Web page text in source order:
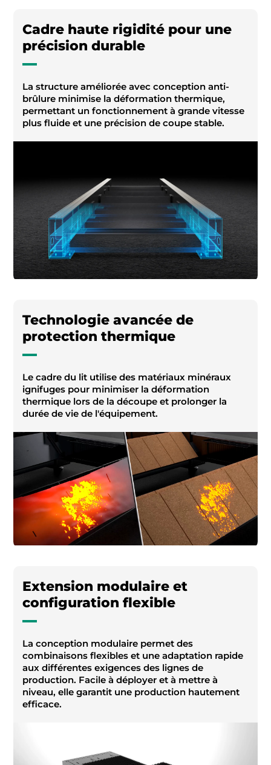
Cadre haute rigidité pour une
précision durable
La structure améliorée avec conception anti-
brûlure minimise la déformation thermique,
permettant un fonctionnement à grande vitesse
plus fluide et une précision de coupe stable.
Technologie avancée de
protection thermique
Le cadre du lit utilise des matériaux minéraux
ignifuges pour minimiser la déformation
thermique lors de la découpe et prolonger la
durée de vie de l'équipement.
Extension modulaire et
configuration flexible
La conception modulaire permet des
combinaisons flexibles et une adaptation rapide
aux différentes exigences des lignes de
production. Facile à déployer et à mettre à
niveau, elle garantit une production hautement
efficace.